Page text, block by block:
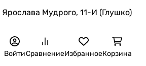
Мудрого, 11-И (Глушко)
ВойтиСравнениеИзбранноеКорзина